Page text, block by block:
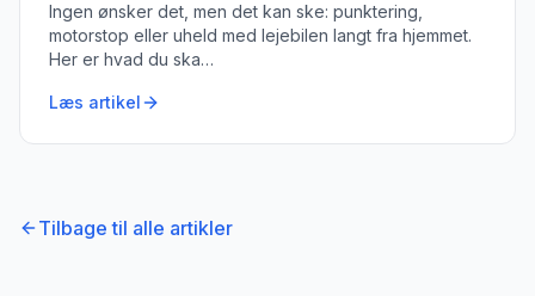
Ingen ønsker det, men det kan ske: punktering,
motorstop eller uheld med lejebilen langt fra hjemmet.
Her er hvad du ska…
Læs artikel
Tilbage til alle artikler